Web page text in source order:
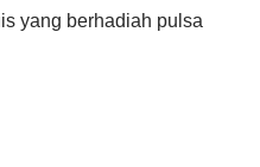
yang berhadiah pulsa